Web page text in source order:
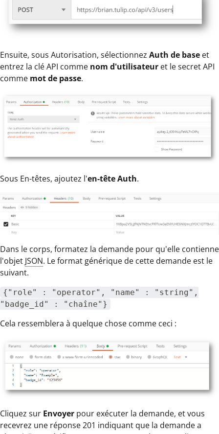
Ensuite, sous Autorisation, sélectionnez Auth de base et
entrez la clé API comme nom d'utilisateur et le secret API
comme mot de passe.
Sous En-têtes, ajoutez l'en-tête Auth.
Dans le corps, formatez la demande pour qu'elle contienne
l'objet JSON. Le format générique de cette demande est le
suivant.
{"role" : "operator", "name" : "string",
"badge_id" : "chaîne"}
Cela ressemblera à quelque chose comme ceci :
Cliquez sur Envoyer pour exécuter la demande, et vous
recevrez une réponse 201 indiquant que la demande a